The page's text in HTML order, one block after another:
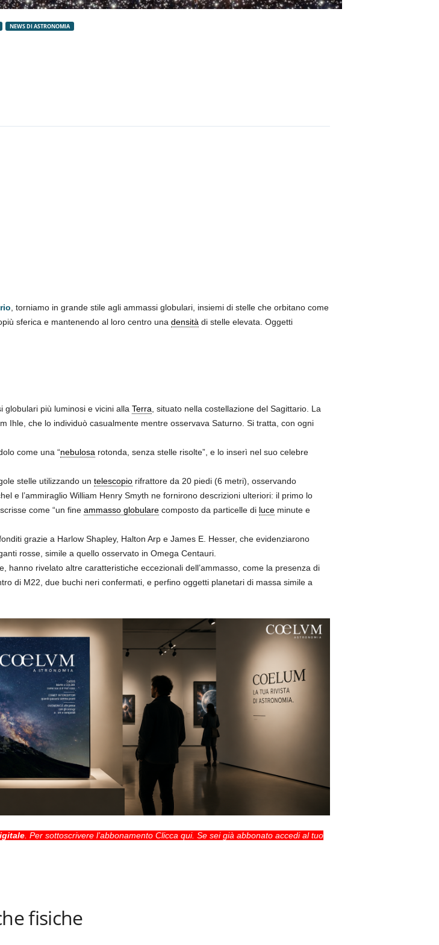
NEWS DI ASTRONOMIA
, torniamo in grande stile agli ammassi globulari, insiemi di stelle che orbitano come
sferica e mantenendo al loro centro una densità di stelle elevata. Oggetti
globulari più luminosi e vicini alla Terra , situato nella costellazione del Sagittario. La
Ihle, che lo individuò casualmente mentre osservava Saturno. Si tratta, con ogni
come una “nebulosa rotonda, senza stelle risolte”, e lo inserì nel suo celebre
stelle utilizzando un telescopiorifrattore da 20 piedi (6 metri), osservando
e l’ammiraglio William Henry Smyth ne fornirono descrizioni ulteriori: il primo lo
come “un fine ammasso globularecomposto da particelle di luceminute e
grazie a Harlow Shapley, Halton Arp e James E. Hesser, che evidenziarono
rosse, simile a quello osservato in Omega Centauri.
hanno rivelato altre caratteristiche eccezionali dell’ammasso, come la presenza di
di M22, due buchi neri confermati, e perfino oggetti planetari di massa simile a
. Per sottoscrivere l’abbonamento Clicca qui. Se sei già abbonato accedi al tuo
fisiche